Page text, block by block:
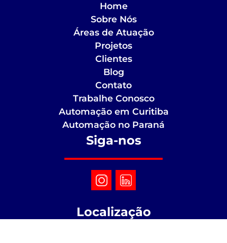
Home
Sobre Nós
Áreas de Atuação
Projetos
Clientes
Blog
Contato
Trabalhe Conosco
Automação em Curitiba
Automação no Paraná
Siga-nos
Localização